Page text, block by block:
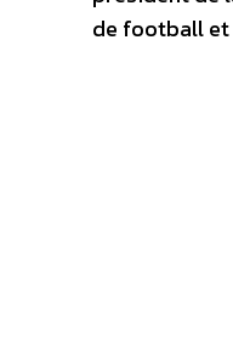
de football et